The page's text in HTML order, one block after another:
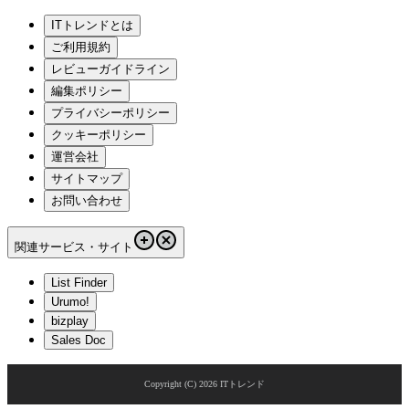
ITトレンドとは
ご利用規約
レビューガイドライン
編集ポリシー
プライバシーポリシー
クッキーポリシー
運営会社
サイトマップ
お問い合わせ
関連サービス・サイト
List Finder
Urumo!
bizplay
Sales Doc
Copyright (C) 2026 ITトレンド